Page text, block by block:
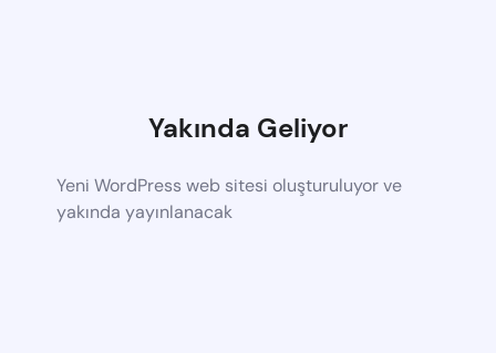
Yakında Geliyor
Yeni WordPress web sitesi oluşturuluyor ve
yakında yayınlanacak